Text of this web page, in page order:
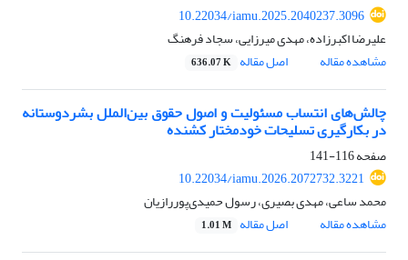
10.22034/iamu.2025.2040237.3096
علیرضا اکبرزاده، مهدی میرزایی، سجاد فرهنگ
مشاهده مقاله
اصل مقاله 636.07 K
چالش‌های انتساب مسئولیت و اصول حقوق بین‌الملل بشردوستانه
در بکارگیری تسلیحات خودمختار کشنده
صفحه116-141
10.22034/iamu.2026.2072732.3221
محمد ساعی، مهدی بصیری، رسول حمیدی‌پوررازیان
مشاهده مقاله
اصل مقاله 1.01 M